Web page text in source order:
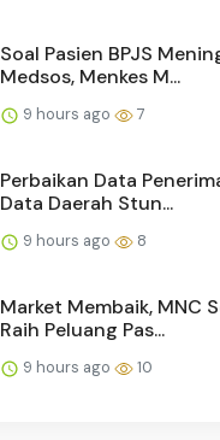
Soal Pasien BPJS
Medsos, Menkes M...
9 hours ago 7
Perbaikan Data
Data Daerah Stun...
9 hours ago 8
Market Membaik, MNC
Raih Peluang Pas...
9 hours ago 10